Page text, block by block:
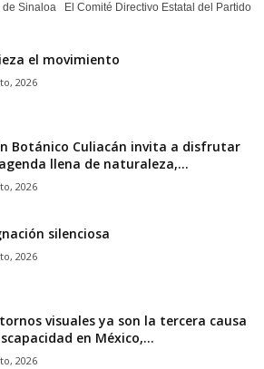
Sinaloa El Comité Directivo Estatal del Partido
el movimiento
2026
Botánico Culiacán invita a disfrutar
llena de naturaleza,...
2026
silenciosa
2026
visuales ya son la tercera causa
en México,...
2026